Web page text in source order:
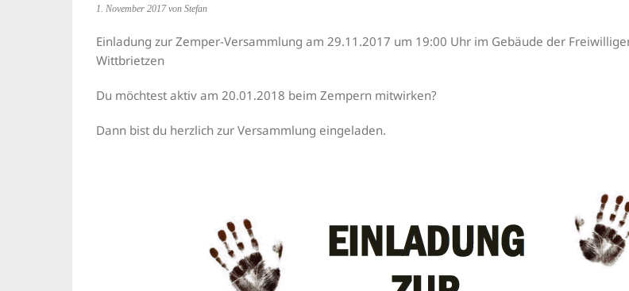
1. November 2017 von Stefan
Einladung zur Zemper-Versammlung am 29.11.2017 um 19:00 Uhr im Gebäude der
Wittbrietzen
Du möchtest aktiv am 20.01.2018 beim Zempern mitwirken?
Dann bist du herzlich zur Versammlung eingeladen.